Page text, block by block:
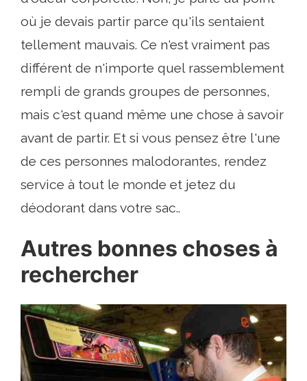
où je devais partir parce qu'ils sentaient
tellement mauvais. Ce n'est vraiment pas
différent de n'importe quel rassemblement
rempli de grands groupes de personnes,
mais c'est quand même une chose à savoir
avant de partir. Et si vous pensez être l'une
de ces personnes malodorantes, rendez
service à tout le monde et jetez du
déodorant dans votre sac..
Autres bonnes choses à
rechercher